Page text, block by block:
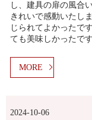
し、建具の扉の風合
きれいで感動いたし
じられてよかったで
ても美味しかったです
MORE
2024-10-06